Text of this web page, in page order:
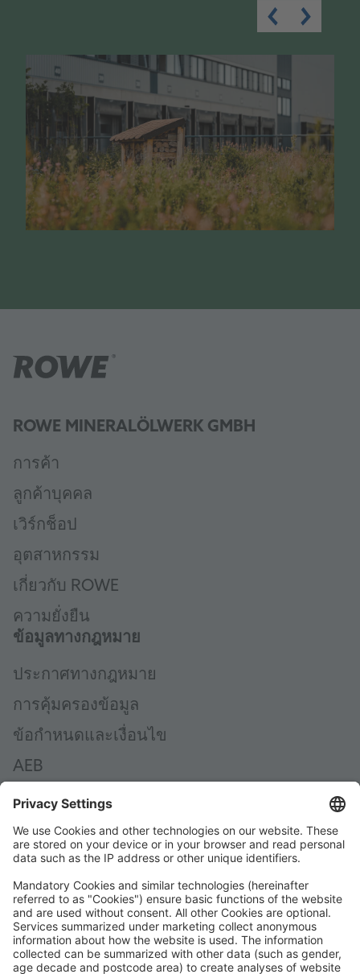
ROWE MINERALÖLWERK GMBH
การค้า
ลูกค้าบุคคล
เวิร์กช็อป
อุตสาหกรรม
เกี่ยวกับ ROWE
ความยั่งยืน
ข้อมูลทางกฎหมาย
ประกาศทางกฎหมาย
การคุ้มครองข้อมูล
ข้อกำหนดและเงื่อนไข
AEB
การแจ้งเบาะแส
จรรยาบรรณ
คำชี้แจงการเข้าถึง
โซเชียลมีเดียของ ROWE
ได้รับการรับรองโดย